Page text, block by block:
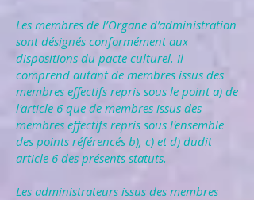
Les membres de l’Organe d’administration
sont désignés conformément aux
dispositions du pacte culturel. Il
comprend autant de membres issus des
membres effectifs repris sous le point a) de
l'article 6 que de membres issus des
membres effectifs repris sous l'ensemble
des points référencés b), c) et d) dudit
article 6 des présents statuts.
Les administrateurs issus des membres